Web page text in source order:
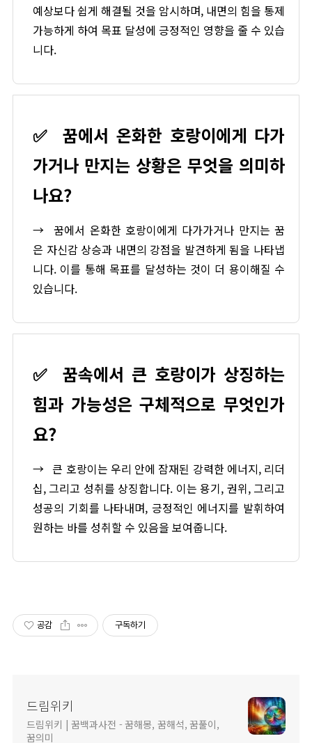
예상보다 쉽게 해결될 것을 암시하며, 내면의 힘을 통제
가능하게 하여 목표 달성에 긍정적인 영향을 줄 수 있습
니다.
✅
꿈에서 온화한 호랑이에게 다가
가거나 만지는 상황은 무엇을 의미하
나요?
→ 꿈에서 온화한 호랑이에게 다가가거나 만지는 꿈
은 자신감 상승과 내면의 강점을 발견하게 됨을 나타냅
니다. 이를 통해 목표를 달성하는 것이 더 용이해질 수
있습니다.
✅
꿈속에서 큰 호랑이가 상징하는
힘과 가능성은 구체적으로 무엇인가
요?
→ 큰 호랑이는 우리 안에 잠재된 강력한 에너지, 리더
십, 그리고 성취를 상징합니다. 이는 용기, 권위, 그리고
성공의 기회를 나타내며, 긍정적인 에너지를 발휘하여
원하는 바를 성취할 수 있음을 보여줍니다.
공감 구독하기
드림위키
드림위키 | 꿈백과사전 - 꿈해몽, 꿈해석, 꿈풀이,
꿈의미